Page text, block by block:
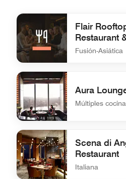
Flair
Restaurant
Fusión-Asiática
undefined Flair Rooftop
Aura
Múltiples
undefined Aura Lounge
Scena di
Restaurant
Italiana